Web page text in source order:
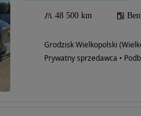
48 500 km
Grodzisk Wielkopolski
Prywatny sprzedawca •